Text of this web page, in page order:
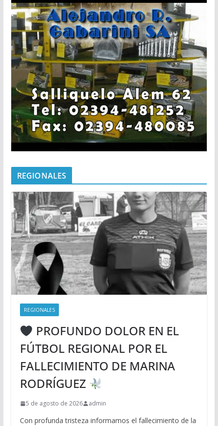
REGIONALES
REGIONALES
PROFUNDO DOLOR EN EL
FÚTBOL REGIONAL POR EL
FALLECIMIENTO DE MARINA
RODRÍGUEZ
5 de agosto de 2026 admin
Con profunda tristeza informamos el fallecimiento de la